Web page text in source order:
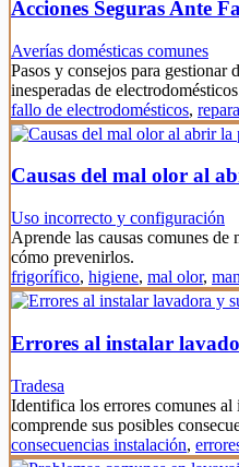
Acciones Seguras Ante
Averías domésticas comunes
Pasos y consejos para gestionar
inesperadas de
fallo de electrodomésticos,
Causas del mal olor al
Uso incorrecto y configuración
Aprende las causas comunes
cómo prevenirlos.
frigorífico, higiene, mal olor,
Errores al instalar
Tradesa
Identifica los errores comunes al
comprende sus posibles
consecuencias instalación,